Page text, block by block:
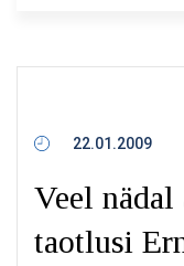
22.01.2009
Veel nädal
taotlusi